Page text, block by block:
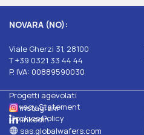
NOVARA (NO):
Viale Gherzi 31, 28100
T +39 0321 33 44 44
P. IVA: 00889590030
Progetti agevolati
Privacy Statement
Cookies Policy
Instagram
linkedin
sas.globalwafers.com